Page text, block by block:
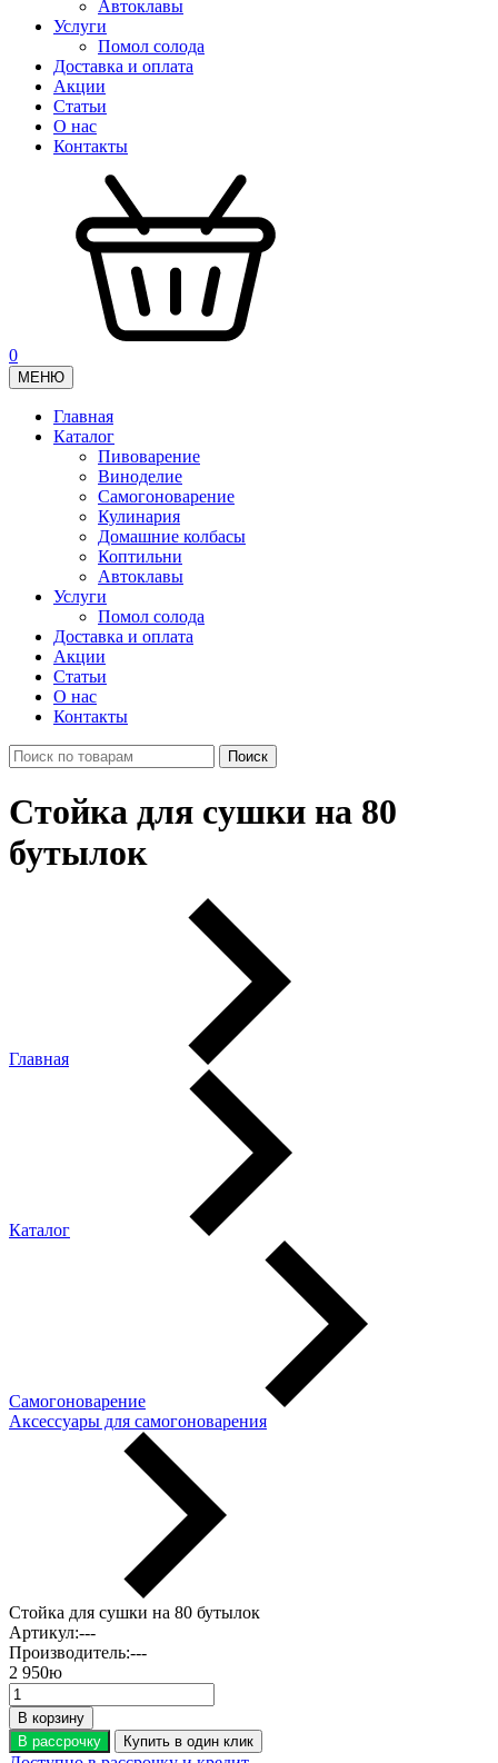
Автоклавы
Услуги
Помол солода
Доставка и оплата
Акции
Статьи
О нас
Контакты
0
МЕНЮ
Главная
Каталог
Пивоварение
Виноделие
Самогоноварение
Кулинария
Домашние колбасы
Коптильни
Автоклавы
Услуги
Помол солода
Доставка и оплата
Акции
Статьи
О нас
Контакты
Стойка для сушки на 80
бутылок
Главная
Каталог
Самогоноварение
Аксессуары для самогоноварения
Стойка для сушки на 80 бутылок
Артикул:---
Производитель:---
2 950ю
В корзину
В рассрочку
Купить в один клик